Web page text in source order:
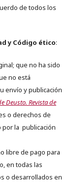
de todos los
y Código ético:
que no ha sido
no está
envío y publicación
Deusto. Revista de
o derechos de
por la publicación
libre de pago para
en todas las
o desarrollados en